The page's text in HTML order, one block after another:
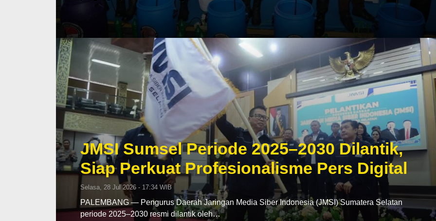
JMSI Sumsel Periode 2025–2030 Dilantik,
Siap Perkuat Profesionalisme Pers Digital
Selasa, 28 Jul 2026 - 17:34 WIB
PALEMBANG — Pengurus Daerah Jaringan Media Siber Indonesia (JMSI) Sumatera Selatan
periode 2025–2030 resmi dilantik oleh…